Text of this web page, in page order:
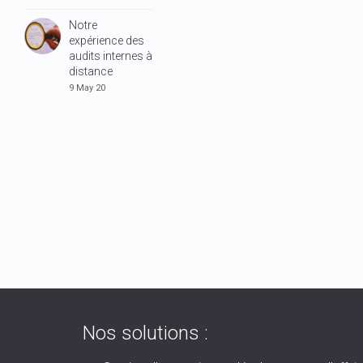
Notre
expérience des
audits internes à
distance
9 May 20
Nos solutions :